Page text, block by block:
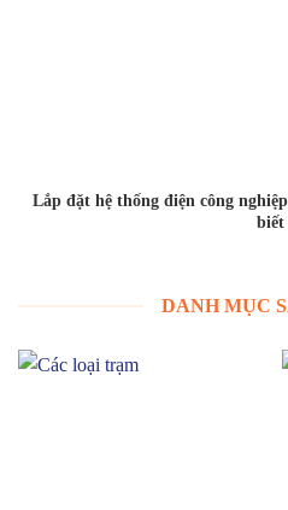
Lắp đặt hệ thống điện công
biết
DANH MỤC